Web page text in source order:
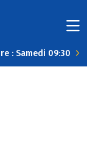
: Samedi 09:30